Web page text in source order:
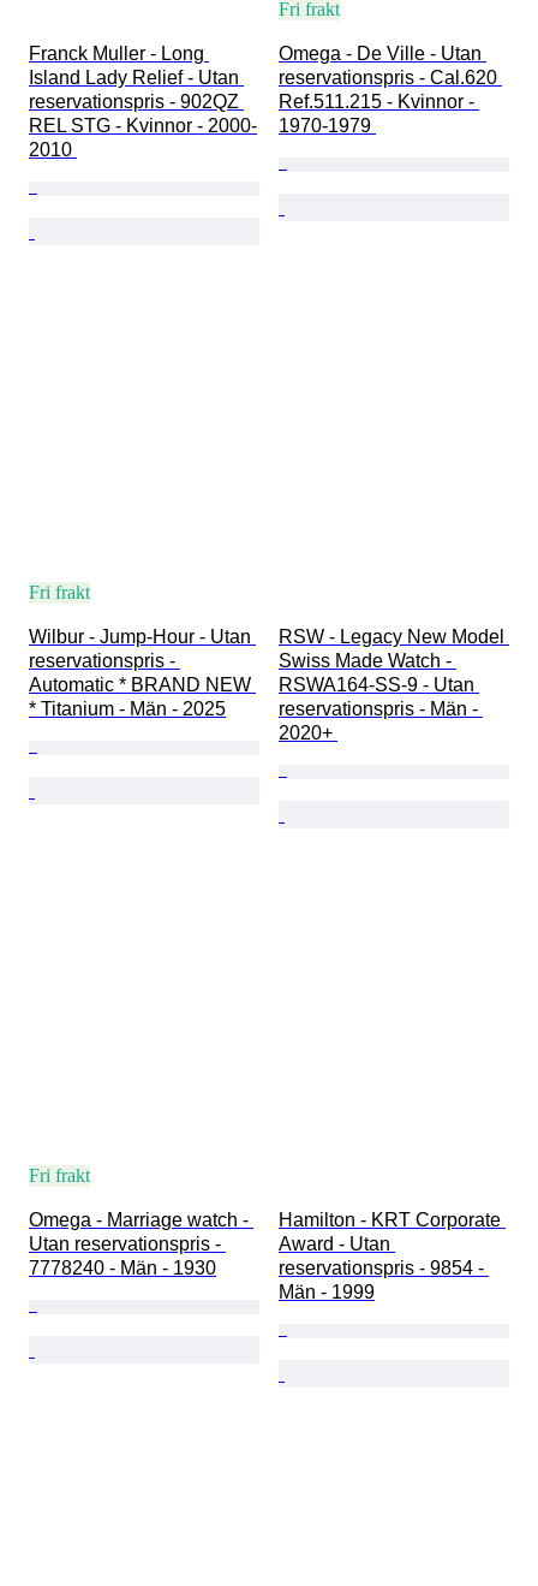
Franck Muller - Long
Island Lady Relief - Utan
reservationspris - 902QZ
REL STG - Kvinnor - 2000-
2010
Fri frakt
Omega - De Ville - Utan
reservationspris - Cal.620
Ref.511.215 - Kvinnor -
1970-1979
Fri frakt
Wilbur - Jump-Hour - Utan
reservationspris -
Automatic * BRAND NEW
* Titanium - Män - 2025
RSW - Legacy New Model
Swiss Made Watch -
RSWA164-SS-9 - Utan
reservationspris - Män -
2020+
Fri frakt
Omega - Marriage watch -
Utan reservationspris -
7778240 - Män - 1930
Hamilton - KRT Corporate
Award - Utan
reservationspris - 9854 -
Män - 1999